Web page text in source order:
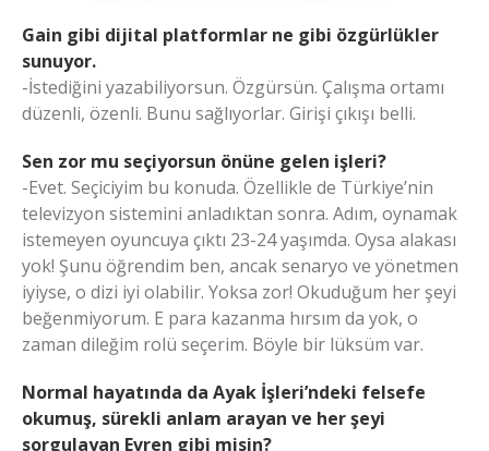
Gain gibi dijital platformlar ne gibi özgürlükler
sunuyor.
-İstediğini yazabiliyorsun. Özgürsün. Çalışma ortamı
düzenli, özenli. Bunu sağlıyorlar. Girişi çıkışı belli.
Sen zor mu seçiyorsun önüne gelen işleri?
-Evet. Seçiciyim bu konuda. Özellikle de Türkiye’nin
televizyon sistemini anladıktan sonra. Adım, oynamak
istemeyen oyuncuya çıktı 23-24 yaşımda. Oysa alakası
yok! Şunu öğrendim ben, ancak senaryo ve yönetmen
iyiyse, o dizi iyi olabilir. Yoksa zor! Okuduğum her şeyi
beğenmiyorum. E para kazanma hırsım da yok, o
zaman dileğim rolü seçerim. Böyle bir lüksüm var.
Normal hayatında da Ayak İşleri’ndeki felsefe
okumuş, sürekli anlam arayan ve her şeyi
sorgulayan Evren gibi misin?